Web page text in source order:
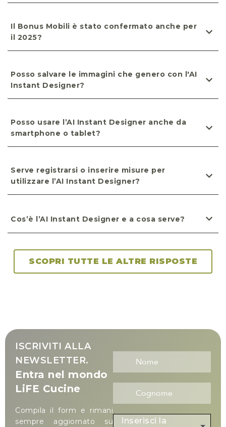
Il Bonus Mobili è stato confermato anche per
il 2025?
Posso salvare le immagini che genero con l'AI
Instant Designer?
Posso usare l’AI Instant Designer anche da
smartphone o tablet?
Serve registrarsi o inserire misure per
utilizzare l’AI Instant Designer?
Cos’è l’AI Instant Designer e a cosa serve?
SCOPRI TUTTE LE ALTRE RISPOSTE
ISCRIVITI ALLA
NEWSLETTER.
Entra nel mondo
LiFE Cucine
Compila il form e rimani
sempre aggiornato su
Inserisci la